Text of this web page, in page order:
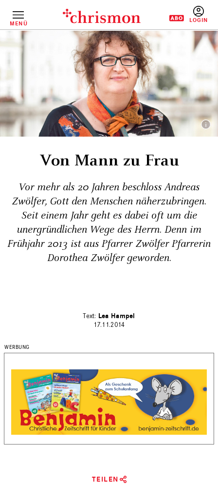
InhaltMENÜ
Von Mann zu Frau
Vor mehr als 20 Jahren beschloss Andreas
Zwölfer, Gott den Menschen näherzubringen.
Seit einem Jahr geht es dabei oft um die
unergründlichen Wege des Herrn. Denn im
Frühjahr 2013 ist aus Pfarrer Zwölfer Pfarrerin
Dorothea Zwölfer geworden.
Lea Hampel
17.11.2014
TEILEN